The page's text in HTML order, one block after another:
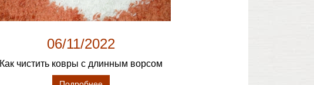
06/11/2022
Как чистить ковры с длинным ворсом